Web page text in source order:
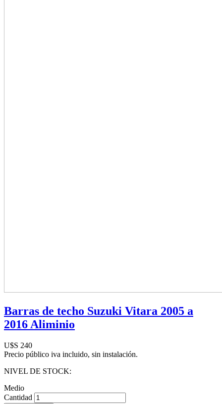
Barras de techo Suzuki Vitara 2005 a
2016 Aliminio
U$S 240
Precio público iva incluido, sin instalación.
NIVEL DE STOCK:
Medio
Cantidad